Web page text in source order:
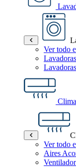
Ver todo
Lavadoras
Ver todo
Aires